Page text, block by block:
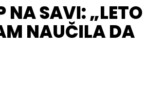
NA SAVI: „LETO
NAUČILA DA